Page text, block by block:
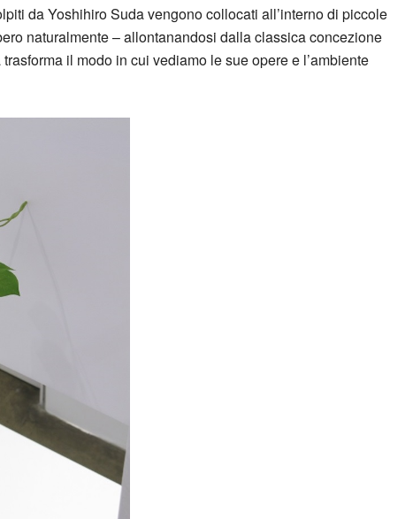
da Yoshihiro Suda vengono collocati all’interno di piccole
naturalmente – allontanandosi dalla classica concezione
il modo in cui vediamo le sue opere e l’ambiente